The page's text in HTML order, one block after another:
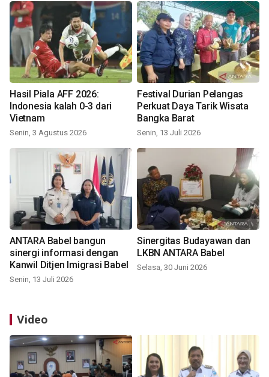
Hasil Piala AFF 2026:
Indonesia kalah 0-3 dari
Vietnam
Senin, 3 Agustus 2026
Festival Durian Pelangas
Perkuat Daya Tarik Wisata
Bangka Barat
Senin, 13 Juli 2026
ANTARA Babel bangun
sinergi informasi dengan
Kanwil Ditjen Imigrasi Babel
Senin, 13 Juli 2026
Sinergitas Budayawan dan
LKBN ANTARA Babel
Selasa, 30 Juni 2026
Video